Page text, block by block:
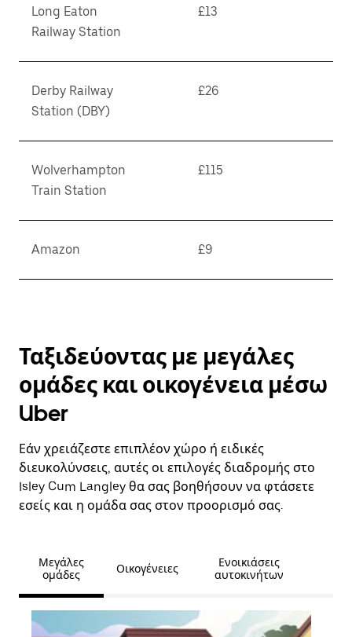
Long Eaton
Railway Station
£13
Derby Railway
Station (DBY)
£26
Wolverhampton
Train Station
£115
Amazon £9
Ταξιδεύοντας με μεγάλες
ομάδες και οικογένεια μέσω
Uber
Εάν χρειάζεστε επιπλέον χώρο ή ειδικές
διευκολύνσεις, αυτές οι επιλογές διαδρομής στο
Isley Cum Langley θα σας βοηθήσουν να φτάσετε
εσείς και η ομάδα σας στον προορισμό σας.
Μεγάλες
ομάδες
Οικογένειες
Ενοικιάσεις
αυτοκινήτων